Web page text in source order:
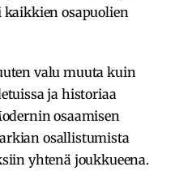
osapuolien
valu muuta kuin
ja historiaa
osaamisen
osallistumista
yhtenä joukkueena.